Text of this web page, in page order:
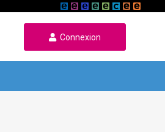
Connexion